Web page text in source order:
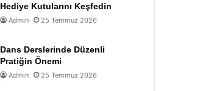
Hediye Kutularını Keşfedin
Admin 25 Temmuz 2026
Dans Derslerinde Düzenli
Pratiğin Önemi
Admin 25 Temmuz 2026